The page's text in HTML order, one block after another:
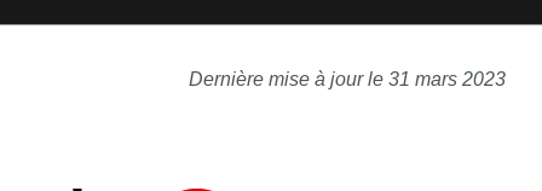
Dernière mise à jour le 31 mars 2023